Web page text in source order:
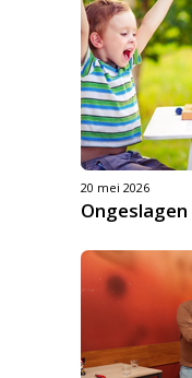
20 mei 2026